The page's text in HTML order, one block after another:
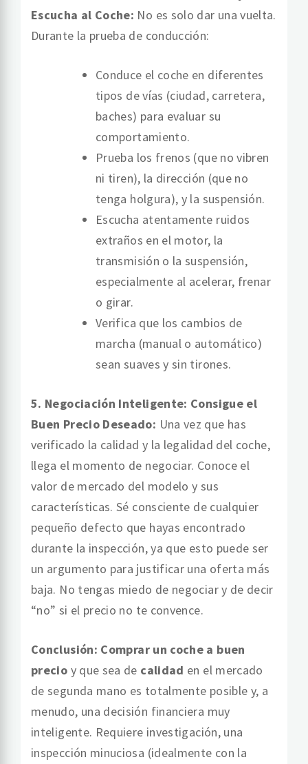
Escucha al Coche: No es solo dar una vuelta.
Durante la prueba de conducción:
Conduce el coche en diferentes
tipos de vías (ciudad, carretera,
baches) para evaluar su
comportamiento.
Prueba los frenos (que no vibren
ni tiren), la dirección (que no
tenga holgura), y la suspensión.
Escucha atentamente ruidos
extraños en el motor, la
transmisión o la suspensión,
especialmente al acelerar, frenar
o girar.
Verifica que los cambios de
marcha (manual o automático)
sean suaves y sin tirones.
5. Negociación Inteligente: Consigue el
Buen Precio Deseado: Una vez que has
verificado la calidad y la legalidad del coche,
llega el momento de negociar. Conoce el
valor de mercado del modelo y sus
características. Sé consciente de cualquier
pequeño defecto que hayas encontrado
durante la inspección, ya que esto puede ser
un argumento para justificar una oferta más
baja. No tengas miedo de negociar y de decir
“no” si el precio no te convence.
Conclusión: Comprar un coche a buen
precio y que sea de calidad en el mercado
de segunda mano es totalmente posible y, a
menudo, una decisión financiera muy
inteligente. Requiere investigación, una
inspección minuciosa (idealmente con la